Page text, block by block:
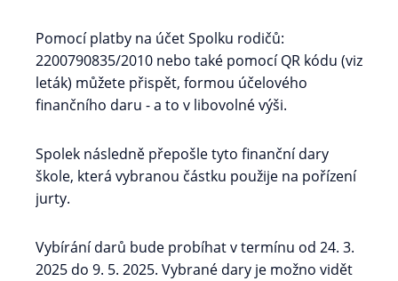
Pomocí platby na účet Spolku rodičů:
2200790835/2010 nebo také pomocí QR kódu (viz
leták) můžete přispět, formou účelového
finančního daru - a to v libovolné výši.
Spolek následně přepošle tyto finanční dary
škole, která vybranou částku použije na pořízení
jurty.
Vybírání darů bude probíhat v termínu od 24. 3.
2025 do 9. 5. 2025. Vybrané dary je možno vidět